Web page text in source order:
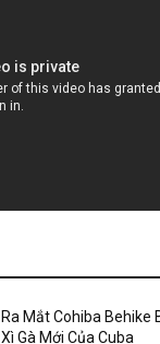
Ra Mắt Cohiba Behike
Xì Gà Mới Của Cuba